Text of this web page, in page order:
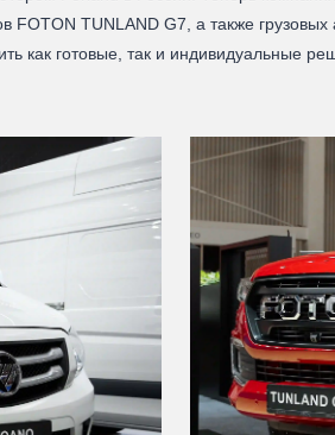
FOTON TUNLAND G7, а также
как готовые, так и индивидуальные